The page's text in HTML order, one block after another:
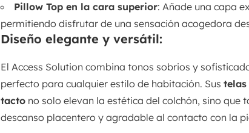
Pillow Top en la cara superior: Añade una capa
permitiendo disfrutar de una sensación acogedora
Diseño elegante y versátil:
El Access Solution combina tonos sobrios y
perfecto para cualquier estilo de habitación. Sus telas
tactono solo elevan la estética del colchón, sino que
descanso placentero y agradable al contacto con la